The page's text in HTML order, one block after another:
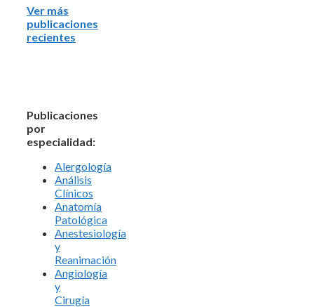
Ver más
publicaciones
recientes
Publicaciones
por
especialidad:
Alergología
Análisis
Clínicos
Anatomía
Patológica
Anestesiología
y
Reanimación
Angiología
y
Cirugía